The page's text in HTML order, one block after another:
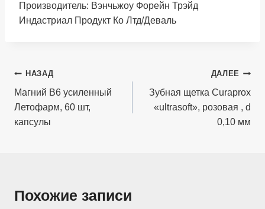
Производитель: Вэнчьжоу Форейн Трэйд
Индастриал Продукт Ко Лтд/Деваль
Навигация
по
записям
НАЗАД
Магний B6 усиленный
Летофарм, 60 шт,
капсулы
ДАЛЕЕ
Зубная щетка Curaprox
«ultrasoft», розовая , d
0,10 мм
Похожие записи